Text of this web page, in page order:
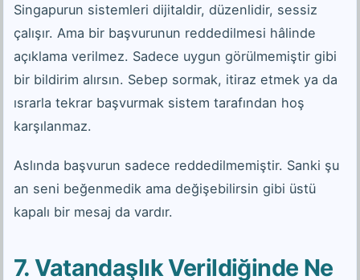
Singapurun sistemleri dijitaldir, düzenlidir, sessiz
çalışır. Ama bir başvurunun reddedilmesi hâlinde
açıklama verilmez. Sadece uygun görülmemiştir gibi
bir bildirim alırsın. Sebep sormak, itiraz etmek ya da
ısrarla tekrar başvurmak sistem tarafından hoş
karşılanmaz.
Aslında başvurun sadece reddedilmemiştir. Sanki şu
an seni beğenmedik ama değişebilirsin gibi üstü
kapalı bir mesaj da vardır.
7. Vatandaşlık Verildiğinde Ne